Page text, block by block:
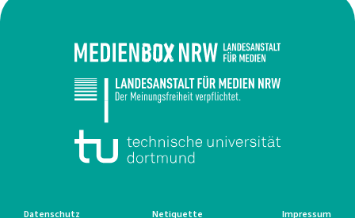
Datenschutz Netiquette Impressum